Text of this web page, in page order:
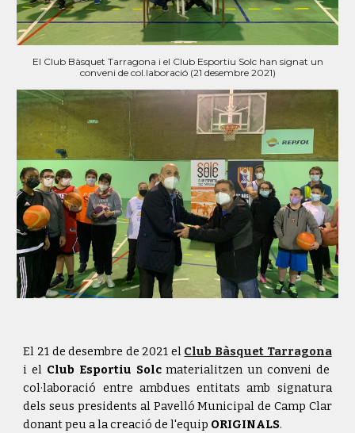
El Club Bàsquet Tarragona i el Club Esportiu Solc han signat un
conveni de col.laboració (21 desembre2021)
El 21 de desembre de 2021 el Club Bàsquet Tarragona
i el Club Esportiu Solcmaterialitzen un conveni de
col·laboració entre ambdues entitats amb signatura
dels seus presidents al Pavelló Municipal de Camp Clar
donant peu a la creació de l'equip ORIGINALS.